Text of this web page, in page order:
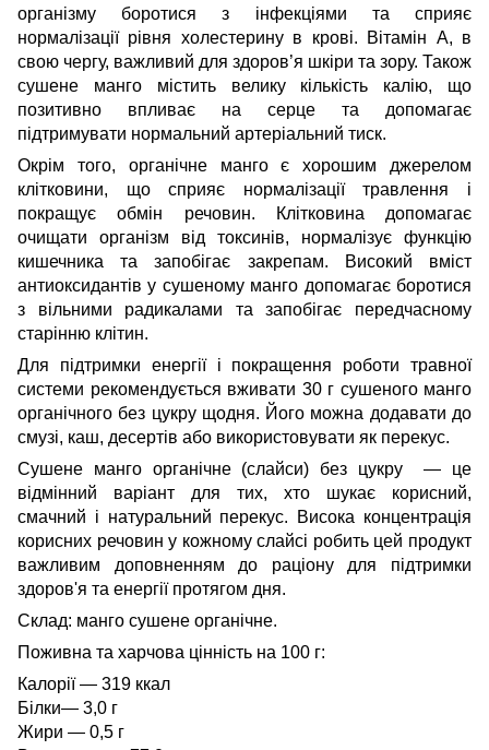
організму боротися з інфекціями та сприяє
нормалізації рівня холестерину в крові. Вітамін A, в
свою чергу, важливий для здоров’я шкіри та зору. Також
сушене манго містить велику кількість калію, що
позитивно впливає на серце та допомагає
підтримувати нормальний артеріальний тиск.
Окрім того, органічне манго є хорошим джерелом
клітковини, що сприяє нормалізації травлення і
покращує обмін речовин. Клітковина допомагає
очищати організм від токсинів, нормалізує функцію
кишечника та запобігає закрепам. Високий вміст
антиоксидантів у сушеному манго допомагає боротися
з вільними радикалами та запобігає передчасному
старінню клітин.
Для підтримки енергії і покращення роботи травної
системи рекомендується вживати 30 г сушеного манго
органічного без цукру щодня. Його можна додавати до
смузі, каш, десертів або використовувати як перекус.
Сушене манго органічне (слайси) без цукру — це
відмінний варіант для тих, хто шукає корисний,
смачний і натуральний перекус. Висока концентрація
корисних речовин у кожному слайсі робить цей продукт
важливим доповненням до раціону для підтримки
здоров'я та енергії протягом дня.
Склад: манго сушене органічне.
Поживна та харчова цінність на 100 г:
Калорії — 319 ккал
Білки— 3,0 г
Жири — 0,5 г